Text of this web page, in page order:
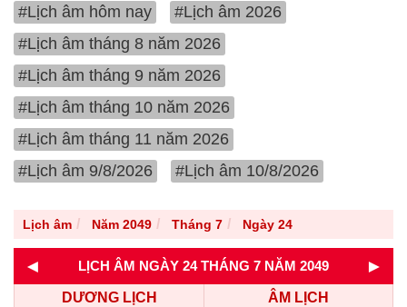
#Lịch âm hôm nay
#Lịch âm 2026
#Lịch âm tháng 8 năm 2026
#Lịch âm tháng 9 năm 2026
#Lịch âm tháng 10 năm 2026
#Lịch âm tháng 11 năm 2026
#Lịch âm 9/8/2026
#Lịch âm 10/8/2026
Lịch âm Năm 2049 Tháng 7 Ngày 24
◄ LỊCH ÂM NGÀY 24 THÁNG 7 NĂM 2049 ►
DƯƠNG LỊCH ÂM LỊCH